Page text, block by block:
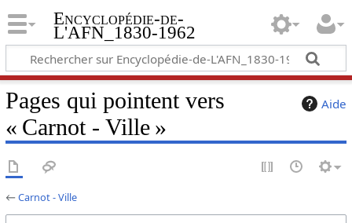
Encyclopédie-de-
L'AFN_1830-1962
Aide
Pages qui pointent vers
« Carnot - Ville »
←Carnot - Ville